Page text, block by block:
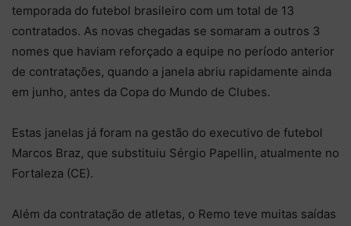
temporada do futebol brasileiro com um total de 13
contratados. As novas chegadas se somaram a outros 3
nomes que haviam reforçado a equipe no período anterior
de contratações, quando a janela abriu rapidamente ainda
em junho, antes da Copa do Mundo de Clubes.
Estas janelas já foram na gestão do executivo de futebol
Marcos Braz, que substituiu Sérgio Papellin, atualmente no
Fortaleza (CE).
Além da contratação de atletas, o Remo teve muitas saídas